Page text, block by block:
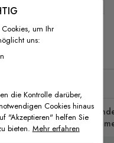
um Ihr
uns:
die Kontrolle darüber,
Cookies hinaus
"Akzeptieren" helfen Sie
bieten. Mehr erfahren